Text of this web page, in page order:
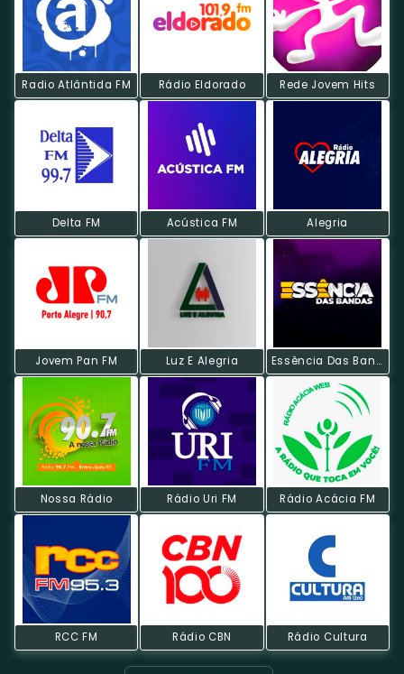
Radio Atlântida FM Rádio Eldorado Rede Jovem Hits
Delta FM Acústica FM Alegria
Jovem Pan FM Luz E Alegria Essência Das Bandas
Nossa Rádio Rádio Uri FM Rádio Acácia FM
RCC FM Rádio CBN Rádio Cultura